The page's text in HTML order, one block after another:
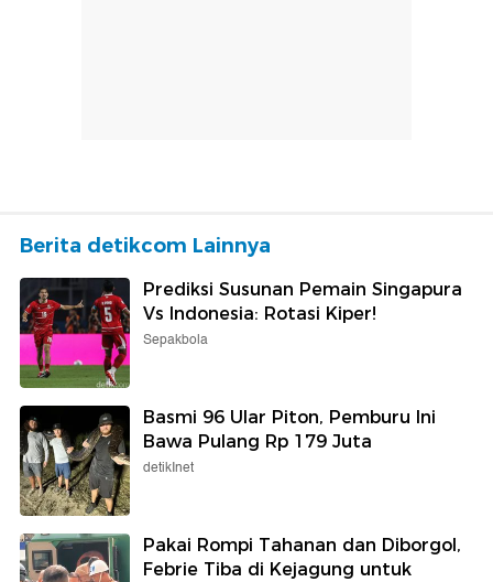
Berita detikcom Lainnya
Prediksi Susunan Pemain Singapura
Vs Indonesia: Rotasi Kiper!
Sepakbola
Basmi 96 Ular Piton, Pemburu Ini
Bawa Pulang Rp 179 Juta
detikInet
Pakai Rompi Tahanan dan Diborgol,
Febrie Tiba di Kejagung untuk